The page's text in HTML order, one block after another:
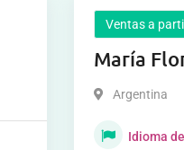
Ventas a
María
Argentina
Idioma